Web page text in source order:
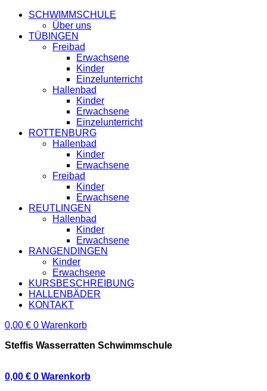
SCHWIMMSCHULE
Über uns
TÜBINGEN
Freibad
Erwachsene
Kinder
Einzelunterricht
Hallenbad
Kinder
Erwachsene
Einzelunterricht
ROTTENBURG
Hallenbad
Kinder
Erwachsene
Freibad
Kinder
Erwachsene
REUTLINGEN
Hallenbad
Kinder
Erwachsene
RANGENDINGEN
Kinder
Erwachsene
KURSBESCHREIBUNG
HALLENBÄDER
KONTAKT
0,00 € 0 Warenkorb
Steffis Wasserratten Schwimmschule
0,00 € 0 Warenkorb